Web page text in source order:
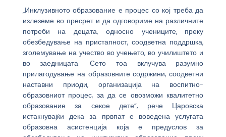
„Инклузивното образование е процес со кој треба да
излеземе во пресрет и да одговориме на различните
потреби на децата, односно учениците, преку
обезбедување на пристапност, соодветна поддршка,
зголемување на учество во учењето, во училиштето и
во заедницата. Сето тоа вклучува разумно
прилагодување на образовните содржини, соодветни
наставни приоди, организација на воспитно-
образовниот процес, за да се овозможи квалитетно
образование за секое дете“, рече Царовска
истакнувајќи дека за првпат е воведена услугата
образовна асистенција која е предуслов за